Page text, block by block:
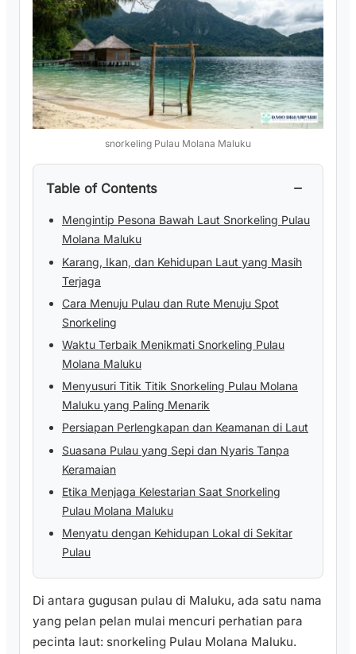
snorkeling Pulau Molana Maluku
Table of Contents −
Mengintip Pesona Bawah Laut Snorkeling Pulau
Molana Maluku
Karang, Ikan, dan Kehidupan Laut yang Masih
Terjaga
Cara Menuju Pulau dan Rute Menuju Spot
Snorkeling
Waktu Terbaik Menikmati Snorkeling Pulau
Molana Maluku
Menyusuri Titik Titik Snorkeling Pulau Molana
Maluku yang Paling Menarik
Persiapan Perlengkapan dan Keamanan di Laut
Suasana Pulau yang Sepi dan Nyaris Tanpa
Keramaian
Etika Menjaga Kelestarian Saat Snorkeling
Pulau Molana Maluku
Menyatu dengan Kehidupan Lokal di Sekitar
Pulau
Di antara gugusan pulau di Maluku, ada satu nama
yang pelan pelan mulai mencuri perhatian para
pecinta laut: snorkeling Pulau Molana Maluku.